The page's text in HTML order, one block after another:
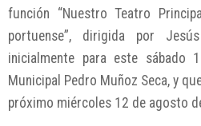
función “Nuestro Teatro
portuense”, dirigida por
inicialmente para este sábado
Municipal Pedro Muñoz Seca, y
próximo miércoles 12 de agosto